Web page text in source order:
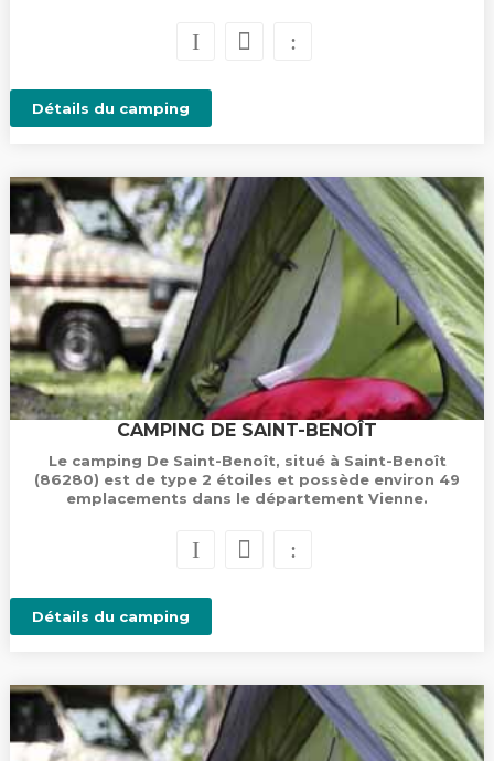
Détails du camping
CAMPING DE SAINT-BENOÎT
Le camping De Saint-Benoît, situé à Saint-Benoît
(86280) est de type 2 étoiles et possède environ 49
emplacements dans le département Vienne.
Détails du camping